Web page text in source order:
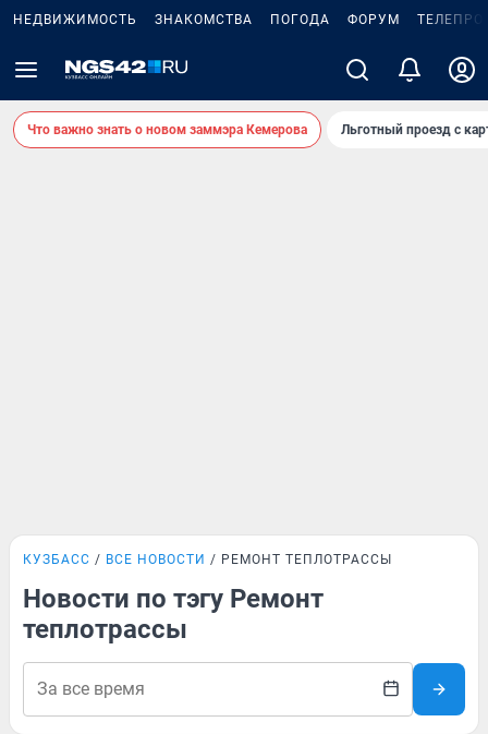
НЕДВИЖИМОСТЬ ЗНАКОМСТВА ПОГОДА ФОРУМ
Что важно знать о новом заммэра Кемерова Льготный проезд с
КУЗБАСС ВСЕ НОВОСТИ РЕМОНТ ТЕПЛОТРАССЫ
Новости по тэгу Ремонт
теплотрассы